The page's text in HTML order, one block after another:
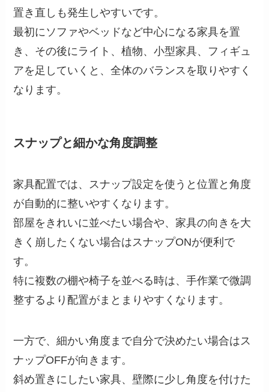
置き直しも発生しやすいです。
最初にソファやベッドなど中心になる家具を置
き、その後にライト、植物、小型家具、フィギュ
アを足していくと、全体のバランスを取りやすく
なります。
スナップと細かな角度調整
家具配置では、スナップ設定を使うと位置と角度
が自動的に整いやすくなります。
部屋をきれいに並べたい場合や、家具の向きを大
きく崩したくない場合はスナップONが便利で
す。
特に複数の棚や椅子を並べる時は、手作業で微調
整するより配置がまとまりやすくなります。
一方で、細かい角度まで自分で決めたい場合はス
ナップOFFが向きます。
斜め置きにしたい家具、壁際に少し角度を付けた